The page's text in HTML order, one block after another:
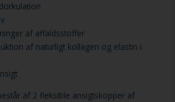
af affaldsstoffer
af naturligt kollagen og elastin i
af 2 fleksible ansigtskopper af